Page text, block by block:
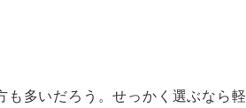
多いだろう。せっかく選ぶなら軽